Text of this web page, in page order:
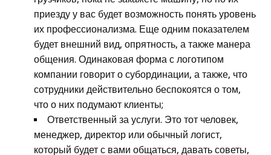
приезду у вас будет возможность понять уровень
их профессионализма. Еще одним показателем
будет внешний вид, опрятность, а также манера
общения. Одинаковая форма с логотипом
компании говорит о субординации, а также, что
сотрудники действительно беспокоятся о том,
что о них подумают клиенты;
Ответственный за услуги. Это тот человек,
менеджер, директор или обычный логист,
который будет с вами общаться, давать советы,